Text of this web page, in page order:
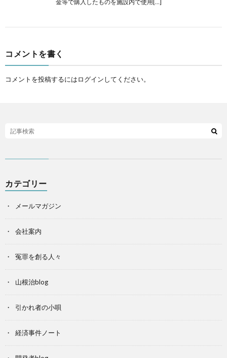
金等で購入したものを施設内で使用[…]
コメントを書く
コメントを投稿するにはログインしてください。
カテゴリー
メールマガジン
会社案内
冤罪を創る人々
山根治blog
引かれ者の小唄
経済事件ノート